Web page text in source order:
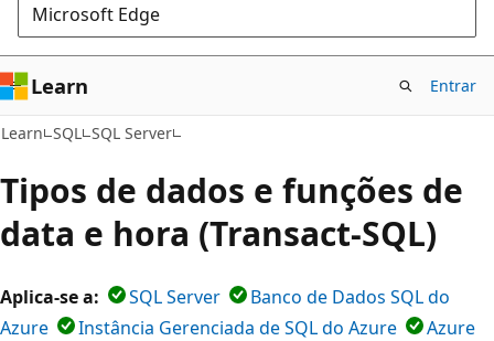
Microsoft Edge
Learn Entrar
Learn SQL SQL Server
Tipos de dados e funções de
data e hora (Transact-SQL)
Aplica-se a: SQL Server
Banco de Dados SQL do
Azure
Instância Gerenciada de SQL do Azure
Azure